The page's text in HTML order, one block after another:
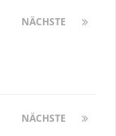
NÄCHSTE
NÄCHSTE